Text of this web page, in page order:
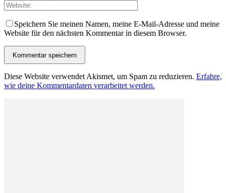
Speichern Sie meinen Namen, meine E-Mail-Adresse und meine
Website für den nächsten Kommentar in diesem Browser.
Diese Website verwendet Akismet, um Spam zu reduzieren. Erfahre,
wie deine Kommentardaten verarbeitet werden.